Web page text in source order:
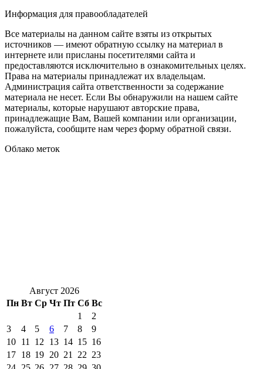
Информация для правообладателей
Все материалы на данном сайте взяты из открытых
источников — имеют обратную ссылку на материал в
интернете или присланы посетителями сайта и
предоставляются исключительно в ознакомительных целях.
Права на материалы принадлежат их владельцам.
Администрация сайта ответственности за содержание
материала не несет. Если Вы обнаружили на нашем сайте
материалы, которые нарушают авторские права,
принадлежащие Вам, Вашей компании или организации,
пожалуйста, сообщите нам через форму обратной связи.
Облако меток
Август 2026
Пн Вт Ср Чт Пт Сб Вс
1
2
3
4 5 6 7 8
9
10 11 12 13 14 15 16
17 18 19 20 21 22 23